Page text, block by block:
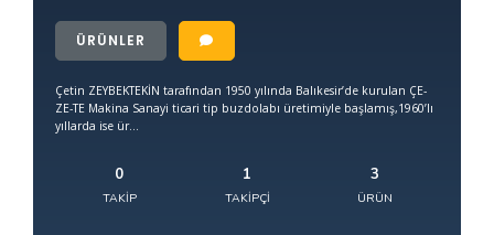
ÜRÜNLER
Çetin ZEYBEKTEKİN tarafından 1950 yılında Balıkesir’de kurulan ÇE-
ZE-TE Makina Sanayi ticari tip buzdolabı üretimiyle başlamış,1960’lı
yıllarda ise ür...
0
TAKIP
1
TAKIPÇI
3
ÜRÜN